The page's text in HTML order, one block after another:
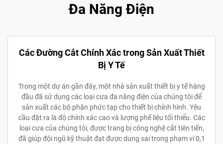
Đa Năng Điện
Các Đường Cắt Chính Xác trong Sản Xuất Thiết
Bị Y Tế
Trong một dự án gần đây, một nhà sản xuất thiết bị y tế hàng
đầu đã sử dụng các loại cưa đa năng điện của chúng tôi để
sản xuất các bộ phận phức tạp cho thiết bị chỉnh hình. Yêu
cầu đặt ra là độ chính xác cao và lượng phế liệu tối thiểu. Các
loại cưa của chúng tôi, được trang bị công nghệ cắt tiên tiến,
đã giúp đội ngũ kỹ thuật đạt được dung sai trong phạm vi 0,1